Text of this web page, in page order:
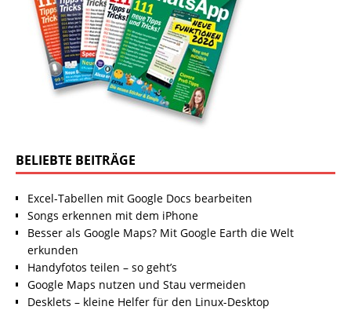
BELIEBTE BEITRÄGE
Excel-Tabellen mit Google Docs bearbeiten
Songs erkennen mit dem iPhone
Besser als Google Maps? Mit Google Earth die Welt
erkunden
Handyfotos teilen – so geht’s
Google Maps nutzen und Stau vermeiden
Desklets – kleine Helfer für den Linux-Desktop